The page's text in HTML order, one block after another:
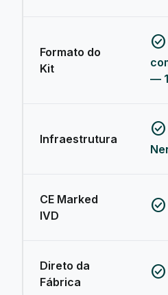
Formato do
Kit
check_circle
—
Infraestrutura
check_circle
CE Marked
IVD
check_circle
Direto da
Fábrica
check_circle